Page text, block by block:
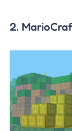
2.